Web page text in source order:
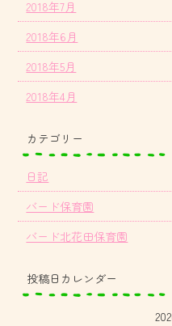
2018年7月
2018年6月
2018年5月
2018年4月
カテゴリー
日記
バード保育園
バード北花田保育園
投稿日カレンダー